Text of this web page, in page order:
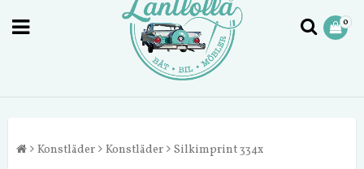
0
Konstläder Konstläder Silkimprint 334x